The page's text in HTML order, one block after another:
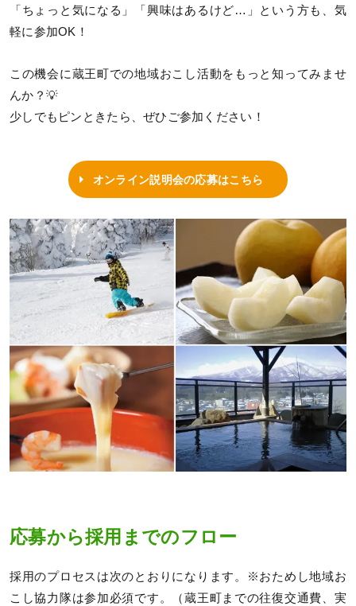
「ちょっと気になる」「興味はあるけど…」という方も、気
軽に参加OK！
この機会に蔵王町での地域おこし活動をもっと知ってみませ
んか？💡
少しでもピンときたら、ぜひご参加ください！
オンライン説明会の応募はこちら
応募から採用までのフロー
採用のプロセスは次のとおりになります。※おためし地域お
こし協力隊は参加必須です。（蔵王町までの往復交通費、実